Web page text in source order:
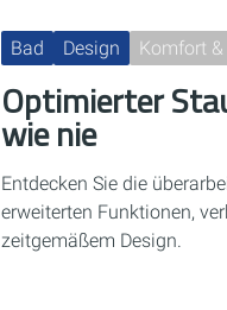
Bad Design Komfort
Optimierter
wie nie
Entdecken Sie die
erweiterten Funktionen,
zeitgemäßem Design.